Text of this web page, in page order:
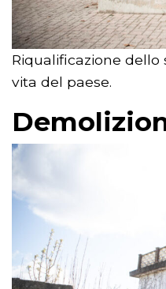
Riqualificazione
vita del paese.